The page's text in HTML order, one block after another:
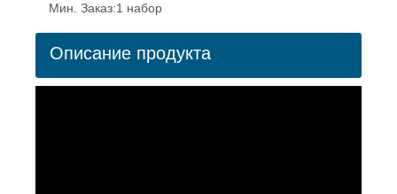
Мин. Заказ:1 набор
Описание продукта